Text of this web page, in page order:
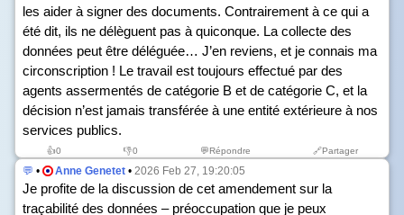
les aider à signer des documents. Contrairement à ce qui a
été dit, ils ne délèguent pas à quiconque. La collecte des
données peut être déléguée… J’en reviens, et je connais ma
circonscription ! Le travail est toujours effectué par des
agents assermentés de catégorie B et de catégorie C, et la
décision n’est jamais transférée à une entité extérieure à nos
services publics.
👍0 👎0 💬Répondre 🔗Partager
💬 • Anne Genetet • 2026 Feb 27, 19:20:05
Je profite de la discussion de cet amendement sur la
traçabilité des données – préoccupation que je peux